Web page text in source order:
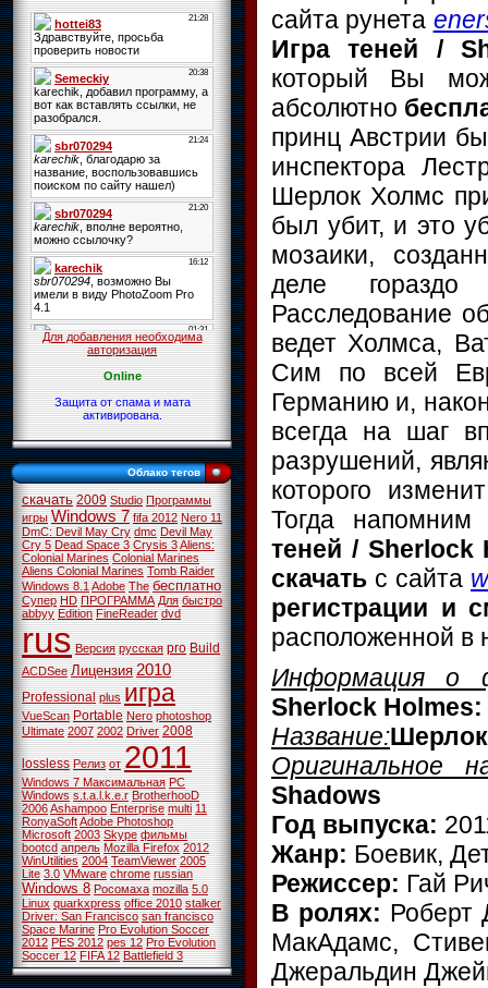
Для добавления необходима
авторизация
Online
Защита от спама и мата
активирована.
Облако тегов
скачать 2009 Studio Программы
игры Windows 7 fifa 2012 Nero 11
DmC: Devil May Cry dmc Devil May
Cry 5 Dead Space 3 Crysis 3Aliens:
Colonial Marines Colonial Marines
Aliens Colonial Marines Tomb Raider
Windows 8.1Adobe The бесплатно
Супер HD ПРОГРАММА Для быстро
abbyy Edition FineReader dvd
rus Версия русская pro Build
ACDSee Лицензия 2010
Professional plus игра
VueScan Portable Nero photoshop
Ultimate 2007 2002 Driver 2008
lossless Релиз от 2011
Windows 7 Максимальная PC
Windows s.t.a.l.k.e.r BrotherhooD
2006Ashampoo Enterprise multi 11
RonyaSoftAdobe Photoshop
Microsoft 2003 Skype фильмы
bootcd апрель Mozilla Firefox 2012
WinUtilities 2004 TeamViewer 2005
Lite 3.0 VMware chrome russian
Windows 8 Росомаха mozilla 5.0
Linux quarkxpress office 2010 stalker
Driver: San Francisco san francisco
Space Marine Pro Evolution Soccer
2012 PES 2012 pes 12 Pro Evolution
Soccer 12 FIFA 12 Battlefield 3
сайта рунета
Игра теней /
который Вы
абсолютно
принц Австрии
инспектора
Шерлок Холмс
был убит, и это
мозаики,
деле
Расследование
ведет Холмса,
Сим по всей
Германию и,
всегда на шаг
разрушений,
которого
Тогда
теней / Sherlock
скачать с сайта
регистрации и
расположенной в
Информация о
Sherlock
Название:
Оригинальное
Shadows
Год выпуска:
Жанр: Боевик,
Режиссер: Гай
В ролях: Роберт
МакАдамс,
Джеральдин